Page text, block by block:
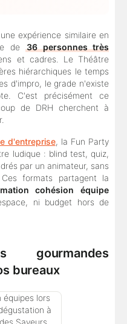
expérience similaire en
de
36 personnes très
et cadres. Le Théâtre
hiérarchiques le temps
d'impro, le grade n'existe
C'est précisément ce
de DRH cherchent à
d'entreprise, la Fun Party
ludique : blind test, quiz,
par un animateur, sans
formats partagent la
cohésion équipe
ni budget hors de
gourmandes
bureaux